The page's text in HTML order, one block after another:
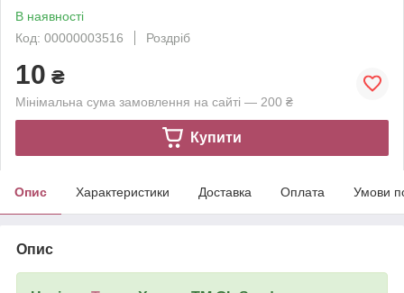
В наявності
Код: 00000003516
Роздріб
10 ₴
Мінімальна сума замовлення на сайті — 200 ₴
Купити
Опис Характеристики Доставка Оплата Умови
Опис